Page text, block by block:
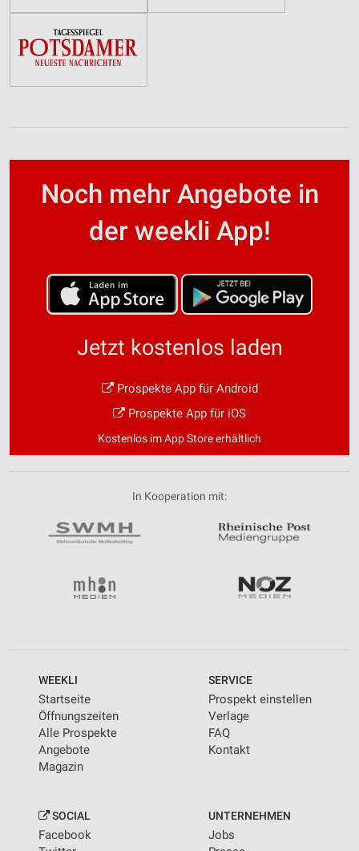
Noch mehr Angebote in
der weekli App!
Jetzt kostenlos laden
Prospekte App für Android
Prospekte App für iOS
Kostenlos im App Store erhältlich
In Kooperation mit:
WEEKLI
Startseite
Öffnungszeiten
Alle Prospekte
Angebote
Magazin
SERVICE
Prospekt einstellen
Verlage
FAQ
Kontakt
SOCIAL
Facebook
UNTERNEHMEN
Jobs